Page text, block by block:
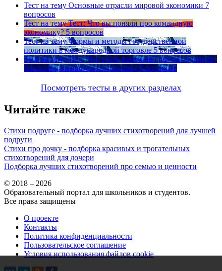
Тест на тему Основные отрасли мировой экономики 7
вопросов
Тест на тему Тест: Что вы поняли про командную
экономику? 5 вопросов
Тест на тему Формы и методы государственной
политики в международной торговле 5 вопросов
Тест на тему Тест: Что такое валютный рынок: функции,
операции, влияние на экономику 5 вопросов
Посмотреть тесты в других разделах
Читайте также
Стихи подруге - подборка лучших стихотворений для лучшей
подруги
Стихи про дочку - подборка красивых и трогательных
стихотворений для дочери
Подборка лучших стихотворений про семью и ценности
© 2018 – 2026
Образовательный портал для школьников и студентов.
Все права защищены
О проекте
Контакты
Политика конфиденциальности
Пользовательское соглашение
Условия использования файлов cookie